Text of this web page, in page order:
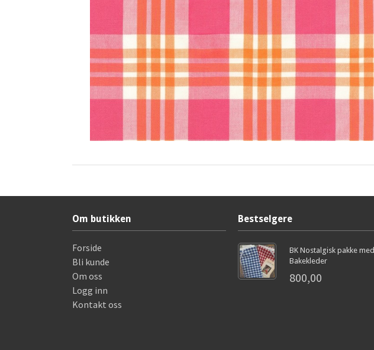
Om butikken
Forside
Bli kunde
Om oss
Logg inn
Kontakt oss
Bestselgere
BK Nostalgisk pakke med
Bakekleder
800,00